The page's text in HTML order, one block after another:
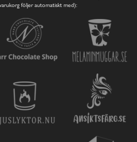
följer automatiskt med):